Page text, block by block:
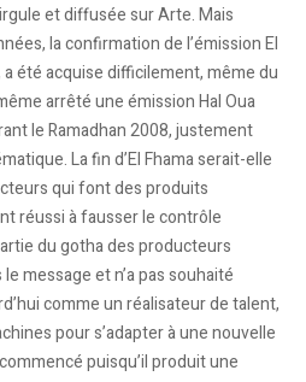
et diffusée sur Arte. Mais
la confirmation de l’émission El
a été acquise difficilement, même du
arrêté une émission Hal Oua
le Ramadhan 2008, justement
La fin d’El Fhama serait-elle
qui font des produits
réussi à fausser le contrôle
du gotha des producteurs
message et n’a pas souhaité
comme un réalisateur de talent,
pour s’adapter à une nouvelle
puisqu’il produit une